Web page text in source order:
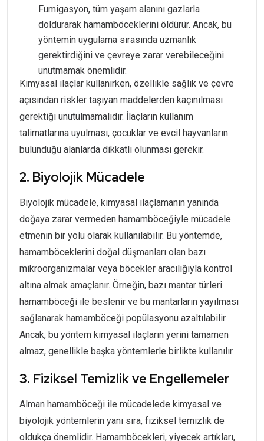
Fumigasyon, tüm yaşam alanını gazlarla
doldurarak hamamböceklerini öldürür. Ancak, bu
yöntemin uygulama sırasında uzmanlık
gerektirdiğini ve çevreye zarar verebileceğini
unutmamak önemlidir.
Kimyasal ilaçlar kullanırken, özellikle sağlık ve çevre
açısından riskler taşıyan maddelerden kaçınılması
gerektiği unutulmamalıdır. İlaçların kullanım
talimatlarına uyulması, çocuklar ve evcil hayvanların
bulunduğu alanlarda dikkatli olunması gerekir.
2. Biyolojik Mücadele
Biyolojik mücadele, kimyasal ilaçlamanın yanında
doğaya zarar vermeden hamamböceğiyle mücadele
etmenin bir yolu olarak kullanılabilir. Bu yöntemde,
hamamböceklerini doğal düşmanları olan bazı
mikroorganizmalar veya böcekler aracılığıyla kontrol
altına almak amaçlanır. Örneğin, bazı mantar türleri
hamamböceği ile beslenir ve bu mantarların yayılması
sağlanarak hamamböceği popülasyonu azaltılabilir.
Ancak, bu yöntem kimyasal ilaçların yerini tamamen
almaz, genellikle başka yöntemlerle birlikte kullanılır.
3. Fiziksel Temizlik ve Engellemeler
Alman hamamböceği ile mücadelede kimyasal ve
biyolojik yöntemlerin yanı sıra, fiziksel temizlik de
oldukça önemlidir. Hamamböcekleri, yiyecek artıkları,